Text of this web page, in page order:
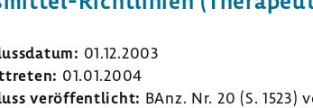
01.12.2003
01.01.2004
veröf­fent­licht: BAnz. Nr. 20 (S. 1523)